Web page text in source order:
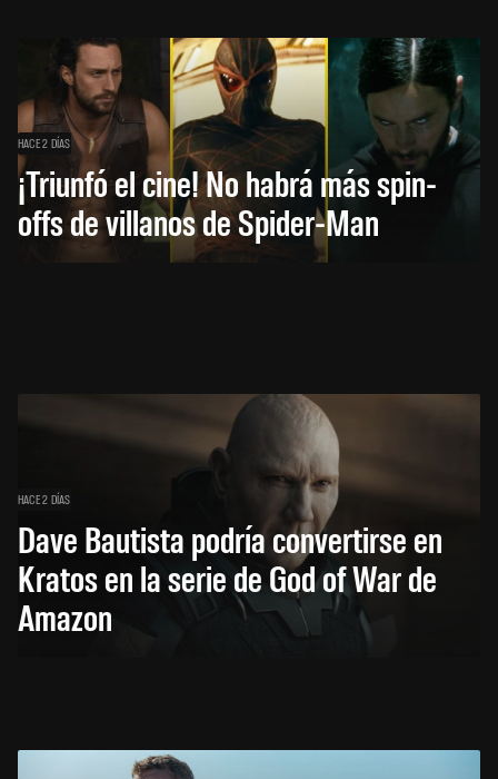
HACE 2 DÍAS
¡Triunfó el cine! No habrá más spin-
offs de villanos de Spider-Man
HACE 2 DÍAS
Dave Bautista podría convertirse en
Kratos en la serie de God of War de
Amazon